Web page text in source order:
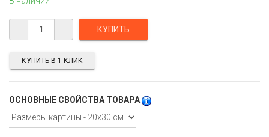
ОСНОВНЫЕ СВОЙСТВА ТОВАРА
КУПИТЬ В 1 КЛИК